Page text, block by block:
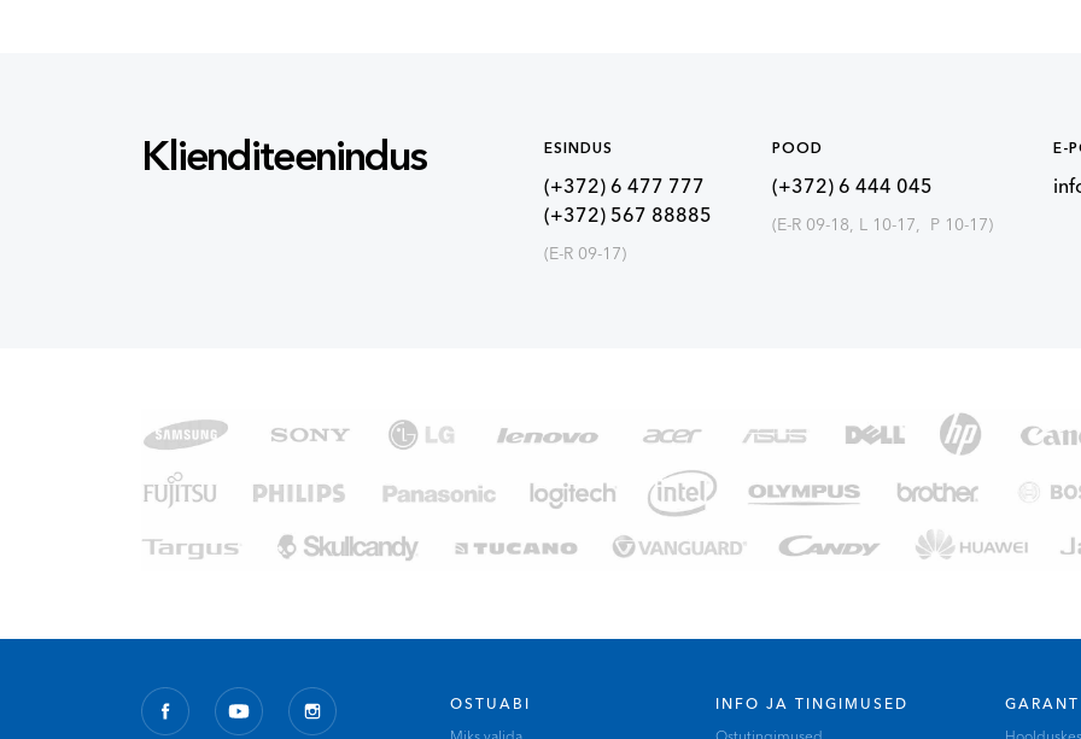
Klienditeenindus E-
POOD
(+372) 6 444 045
(E-R 09-18, L 10-17, P 10-17)
ESINDUS
(+372) 6 477 777
(+372) 567 88885
(E-R 09-17)
OSTUABI
INFO JA TINGIMUSED